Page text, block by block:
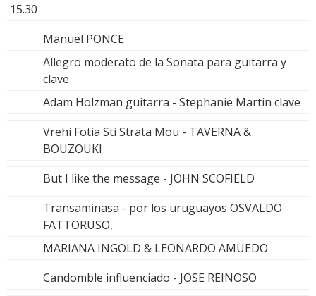
15.30
Manuel PONCE
Allegro moderato de la Sonata para guitarra y
clave
Adam Holzman guitarra - Stephanie Martin clave
Vrehi Fotia Sti Strata Mou - TAVERNA &
BOUZOUKI
But I like the message - JOHN SCOFIELD
Transaminasa - por los uruguayos OSVALDO
FATTORUSO,
MARIANA INGOLD & LEONARDO AMUEDO
Candomble influenciado - JOSE REINOSO